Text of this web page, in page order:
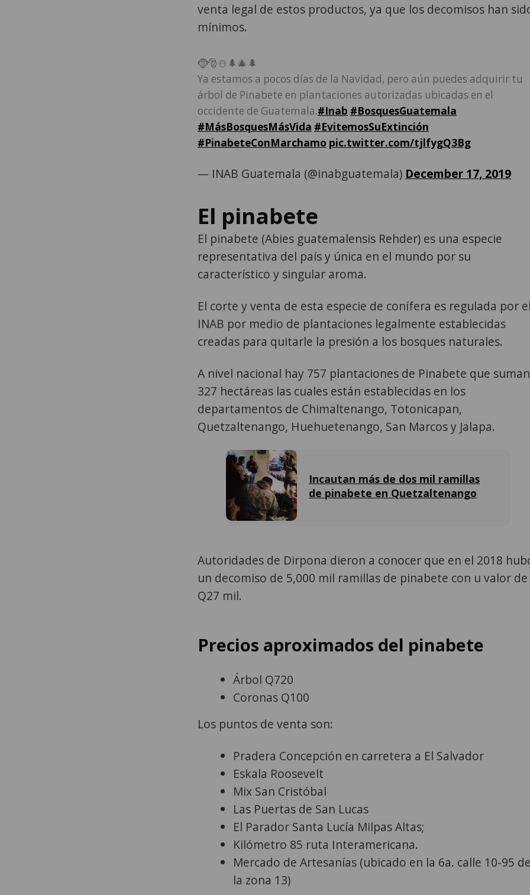
venta legal de estos productos, ya que los decomisos han
mínimos.
🤶🎅☃️🌲🎄🌲
Ya estamos a pocos días de la Navidad, pero aún puedes adquirir tu
árbol de Pinabete en plantaciones autorizadas ubicadas en el
occidente de Guatemala.#Inab #BosquesGuatemala
#MásBosquesMásVida #EvitemosSuExtinción
#PinabeteConMarchamo pic.twitter.com/tjlfygQ3Bg
— INAB Guatemala (@inabguatemala) December 17, 2019
El pinabete
El pinabete (Abies guatemalensis Rehder) es una especie
representativa del país y única en el mundo por su
característico y singular aroma.
El corte y venta de esta especie de conífera es regulada por
INAB por medio de plantaciones legalmente establecidas
creadas para quitarle la presión a los bosques naturales.
A nivel nacional hay 757 plantaciones de Pinabete que suman
327 hectáreas las cuales están establecidas en los
departamentos de Chimaltenango, Totonicapan,
Quetzaltenango, Huehuetenango, San Marcos y Jalapa.
Incautan más de dos mil ramillas
de pinabete en Quetzaltenango
Autoridades de Dirpona dieron a conocer que en el 2018
un decomiso de 5,000 mil ramillas de pinabete con u valor de
Q27 mil.
Precios aproximados del pinabete
Árbol Q720
Coronas Q100
Los puntos de venta son:
Pradera Concepción en carretera a El Salvador
Eskala Roosevelt
Mix San Cristóbal
Las Puertas de San Lucas
El Parador Santa Lucía Milpas Altas;
Kilómetro 85 ruta Interamericana.
Mercado de Artesanías (ubicado en la 6a. calle 10-95
la zona 13)